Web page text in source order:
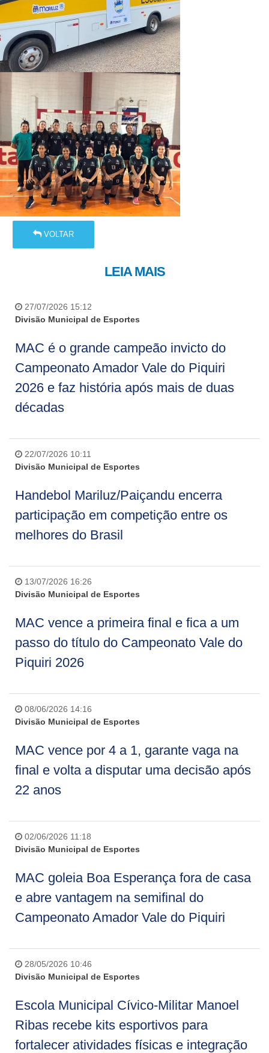
VOLTAR
LEIA MAIS
27/07/2026 15:12
Divisão Municipal de Esportes
MAC é o grande campeão invicto do
Campeonato Amador Vale do Piquiri
2026 e faz história após mais de duas
décadas
22/07/2026 10:11
Divisão Municipal de Esportes
Handebol Mariluz/Paiçandu encerra
participação em competição entre os
melhores do Brasil
13/07/2026 16:26
Divisão Municipal de Esportes
MAC vence a primeira final e fica a um
passo do título do Campeonato Vale do
Piquiri 2026
08/06/2026 14:16
Divisão Municipal de Esportes
MAC vence por 4 a 1, garante vaga na
final e volta a disputar uma decisão após
22 anos
02/06/2026 11:18
Divisão Municipal de Esportes
MAC goleia Boa Esperança fora de casa
e abre vantagem na semifinal do
Campeonato Amador Vale do Piquiri
28/05/2026 10:46
Divisão Municipal de Esportes
Escola Municipal Cívico-Militar Manoel
Ribas recebe kits esportivos para
fortalecer atividades físicas e integração